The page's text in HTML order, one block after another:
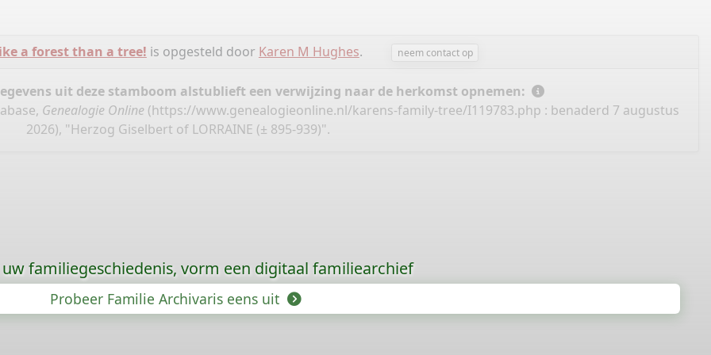
a forest than a tree! is opgesteld door Karen M Hughes. neem contact op
uit deze stamboom alstublieft een verwijzing naar de herkomst opnemen:
Genealogie Online (https://www.genealogieonline.nl/karens-family-tree/I119783.php : benaderd 7 augustus
2026), "Herzog Giselbert of LORRAINE (± 895-939)".
uw familiegeschiedenis, vorm een digitaal familiearchief
Probeer Familie Archivaris eens uit